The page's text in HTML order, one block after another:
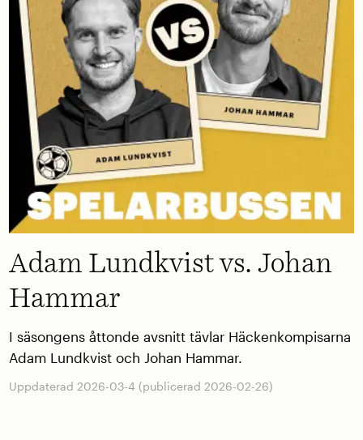
Adam Lundkvist vs. Johan
Hammar
I säsongens åttonde avsnitt tävlar Häckenkompisarna
Adam Lundkvist och Johan Hammar.
Uppdaterad 2026-03-4 (publicerad 2026-02-26)